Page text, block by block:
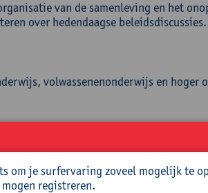
van de samenleving en het
over hedendaagse beleidsdiscussies.
volwassenenonderwijs en hoger
Emeritus verbonden aan de
waaier van onderwerpen waaronder
is ze altijd al actief geweest,
voor de Kinderbijslag, lid
om je surfervaring zoveel mogelijk te
registreren.